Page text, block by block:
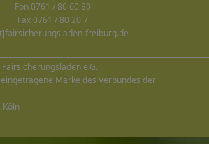
Fon 0761 / 80 60 80
Fax 0761 / 80 20 7
freiburg.de
e.G.
Marke des Verbundes der
Köln